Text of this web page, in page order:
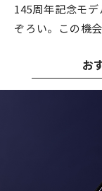
145周年記念モ
ぞろい。この機
お